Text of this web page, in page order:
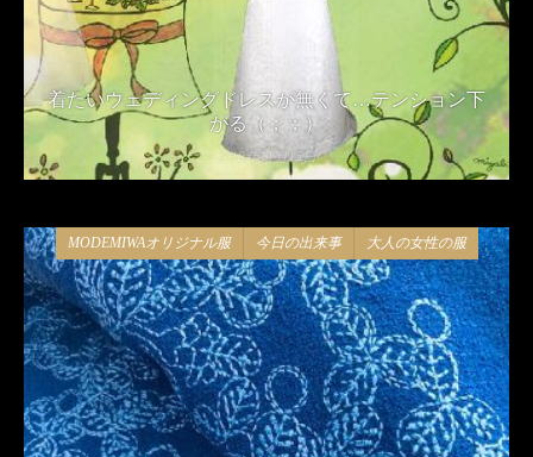
着たいウェディングドレスが無くて…テンション下
がる（；；）
2018年11月15日
MODEMIWAオリジナル服 今日の出来事 大人の女性の服